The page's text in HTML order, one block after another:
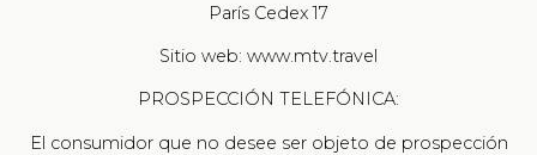
París Cedex 17
Sitio web: www.mtv.travel
PROSPECCIÓN TELEFÓNICA:
El consumidor que no desee ser objeto de prospección